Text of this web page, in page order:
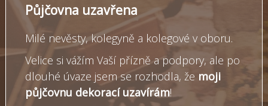
Půjčovna uzavřena
Milé nevěsty, kolegyně a kolegové v oboru.
Velice si vážím Vaší přízně a podpory, ale po
dlouhé úvaze jsem se rozhodla, že moji
půjčovnu dekorací uzavírám!